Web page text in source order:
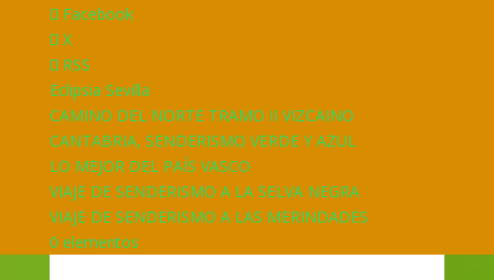
Facebook
X
RSS
Eclipsia Sevilla
CAMINO DEL NORTE TRAMO II VIZCAINO
CANTABRIA, SENDERISMO VERDE Y AZUL
LO MEJOR DEL PAÍS VASCO
VIAJE DE SENDERISMO A LA SELVA NEGRA
VIAJE DE SENDERISMO A LAS MERINDADES
0 elementos